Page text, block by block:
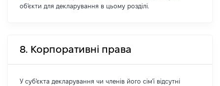
об'єкти для декларування в цьому розділі.
8. Корпоративні права
У суб'єкта декларування чи членів його сім'ї відсутні